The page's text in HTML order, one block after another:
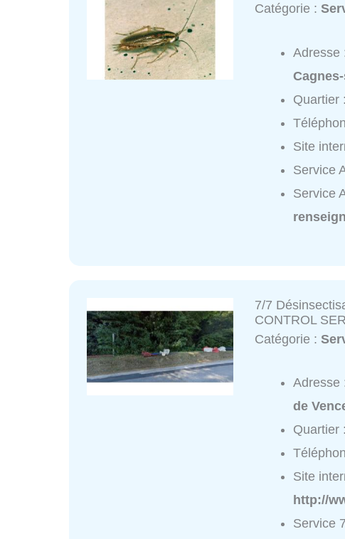
Catégorie :
Quartier :
Site
Service
Service
7/7
CONTROL
Catégorie :
Adresse
de
Quartier :
Site
http://
Service